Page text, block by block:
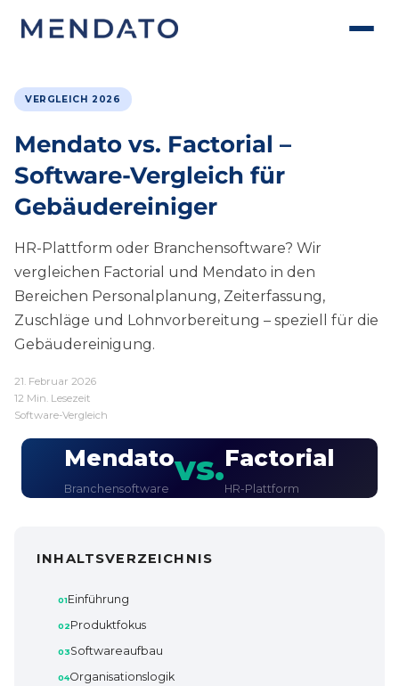
VERGLEICH 2026
Mendato vs. Factorial –
Software-Vergleich für
Gebäudereiniger
HR-Plattform oder Branchensoftware? Wir
vergleichen Factorial und Mendato in den
Bereichen Personalplanung, Zeiterfassung,
Zuschläge und Lohnvorbereitung – speziell für die
Gebäudereinigung.
21. Februar 2026
12 Min. Lesezeit
Software-Vergleich
Mendato
Branchensoftware vs.Factorial
HR-Plattform
INHALTSVERZEICHNIS
Einführung
Produktfokus
Softwareaufbau
Organisationslogik